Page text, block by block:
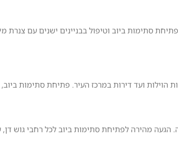
סתימות ביוב וטיפול בבניינים ישנים עם צנרת
ועד דירות במרכז העיר. פתיחת סתימות ביוב,
הגעה מהירה לפתיחת סתימות ביוב לכל רחבי גוש דן,